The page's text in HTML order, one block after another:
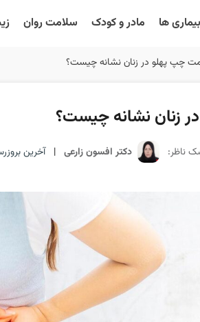
ها مادر و کودک سلامت روان
چپ پهلو در زنان نشانه چیست؟
زنان نشانه چیست؟
ناظر: دکتر افسون زارعی | آخرین